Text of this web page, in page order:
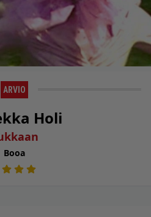
ARVIO
Holi
Booa